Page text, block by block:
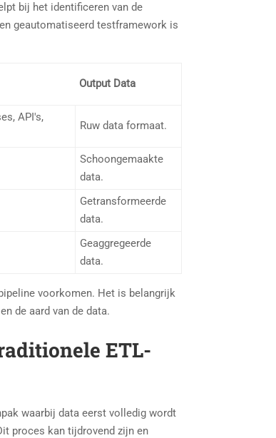
bij het identificeren van de
geautomatiseerd testframework is
Output Data
API's,
Ruw data formaat.
Schoongemaakte
data.
Getransformeerde
data.
Geaggregeerde
data.
voorkomen. Het is belangrijk
de aard van de data.
ETL-
waarbij data eerst volledig wordt
proces kan tijdrovend zijn en